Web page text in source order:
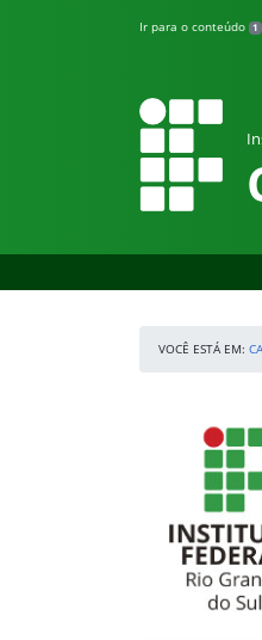
Ir para o conteúdo 1
VOCÊ ESTÁ EM:
Início da